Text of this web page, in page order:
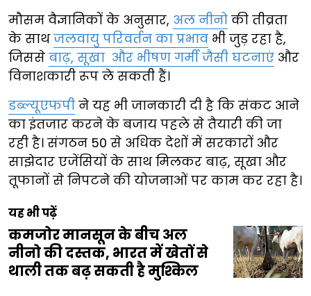
मौसम वैज्ञानिकों के अनुसार, अल नीनो की तीव्रता
के साथजलवायु परिवर्तन का प्रभाव भी जुड़ रहा है,
जिससे बाढ़, सूखा और भीषण गर्मी जैसी घटनाएं और
विनाशकारी रूप ले सकती हैं।
डब्ल्यूएफपी ने यह भी जानकारी दी है कि संकट आने
का इंतजार करने के बजाय पहले से तैयारी की जा
रही है। संगठन 50 से अधिक देशों में सरकारों और
साझेदार एजेंसियों के साथ मिलकर बाढ़, सूखा और
तूफानों से निपटने की योजनाओं पर काम कर रहा है।
यह भी पढ़ें
कमजोर मानसून के बीच अल
नीनो की दस्तक, भारत में खेतों से
थाली तक बढ़ सकती है मुश्किल